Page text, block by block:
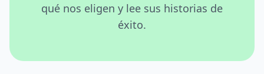
qué nos eligen y lee sus historias de
éxito.